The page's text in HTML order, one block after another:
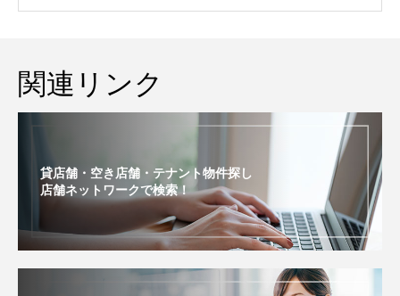
関連リンク
貸店舗・空き店舗・テナント物件探し
店舗ネットワークで検索！